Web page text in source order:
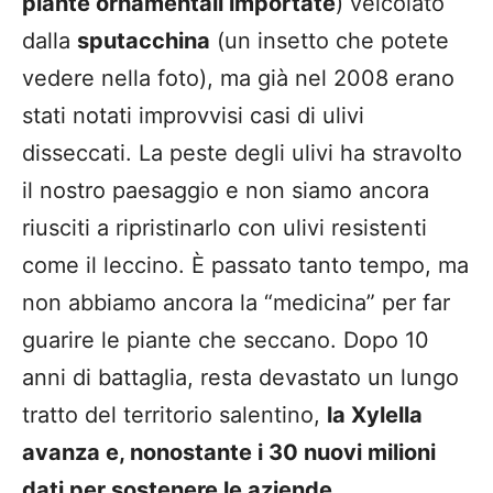
dalla sputacchina (un insetto che potete
vedere nella foto), ma già nel 2008 erano
stati notati improvvisi casi di ulivi
disseccati. La peste degli ulivi ha stravolto
il nostro paesaggio e non siamo ancora
riusciti a ripristinarlo con ulivi resistenti
come il leccino. È passato tanto tempo, ma
non abbiamo ancora la “medicina” per far
guarire le piante che seccano. Dopo 10
anni di battaglia, resta devastato un lungo
tratto del territorio salentino, la Xylella
avanza e, nonostante i 30 nuovi milioni